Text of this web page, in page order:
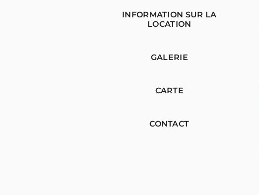
INFORMATION SUR LA
LOCATION
GALERIE
CARTE
CONTACT